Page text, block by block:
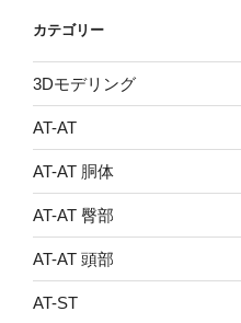
カテゴリー
3Dモデリング
AT-AT
AT-AT 胴体
AT-AT 臀部
AT-AT 頭部
AT-ST